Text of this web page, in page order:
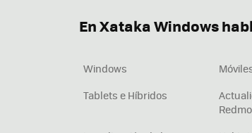
En Xataka Windows
Windows
Tablets e Híbridos